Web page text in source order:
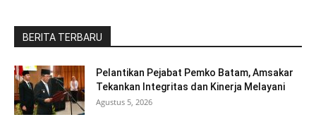
BERITA TERBARU
Pelantikan Pejabat Pemko Batam, Amsakar
Tekankan Integritas dan Kinerja Melayani
Agustus 5, 2026